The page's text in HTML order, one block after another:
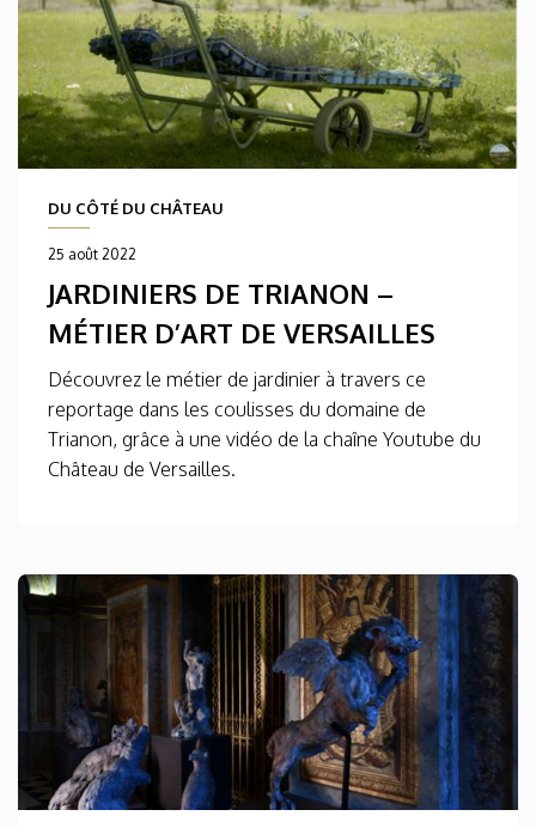
DU CÔTÉ DU CHÂTEAU
25 août 2022
JARDINIERS DE TRIANON –
MÉTIER D’ART DE VERSAILLES
Découvrez le métier de jardinier à travers ce
reportage dans les coulisses du domaine de
Trianon, grâce à une vidéo de la chaîne Youtube du
Château de Versailles.